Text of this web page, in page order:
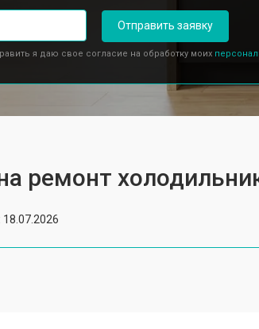
Отправить заявку
я даю свое согласие на обработку моих
ремонт